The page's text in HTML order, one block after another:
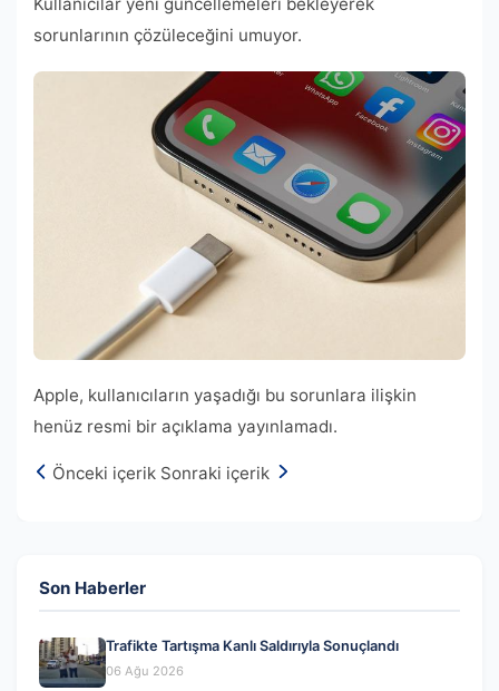
sorunlarının çözüleceğini umuyor.
Apple, kullanıcıların yaşadığı bu sorunlara ilişkin
henüz resmi bir açıklama yayınlamadı.
Önceki içerik Sonraki içerik
Son Haberler
Trafikte Tartışma Kanlı Saldırıyla Sonuçlandı
06 Ağu 2026